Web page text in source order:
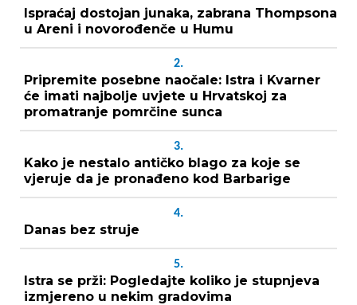
Ispraćaj dostojan junaka, zabrana Thompsona
u Areni i novorođenče u Humu
2.
Pripremite posebne naočale: Istra i Kvarner
će imati najbolje uvjete u Hrvatskoj za
promatranje pomrčine sunca
3.
Kako je nestalo antičko blago za koje se
vjeruje da je pronađeno kod Barbarige
4.
Danas bez struje
5.
Istra se prži: Pogledajte koliko je stupnjeva
izmjereno u nekim gradovima